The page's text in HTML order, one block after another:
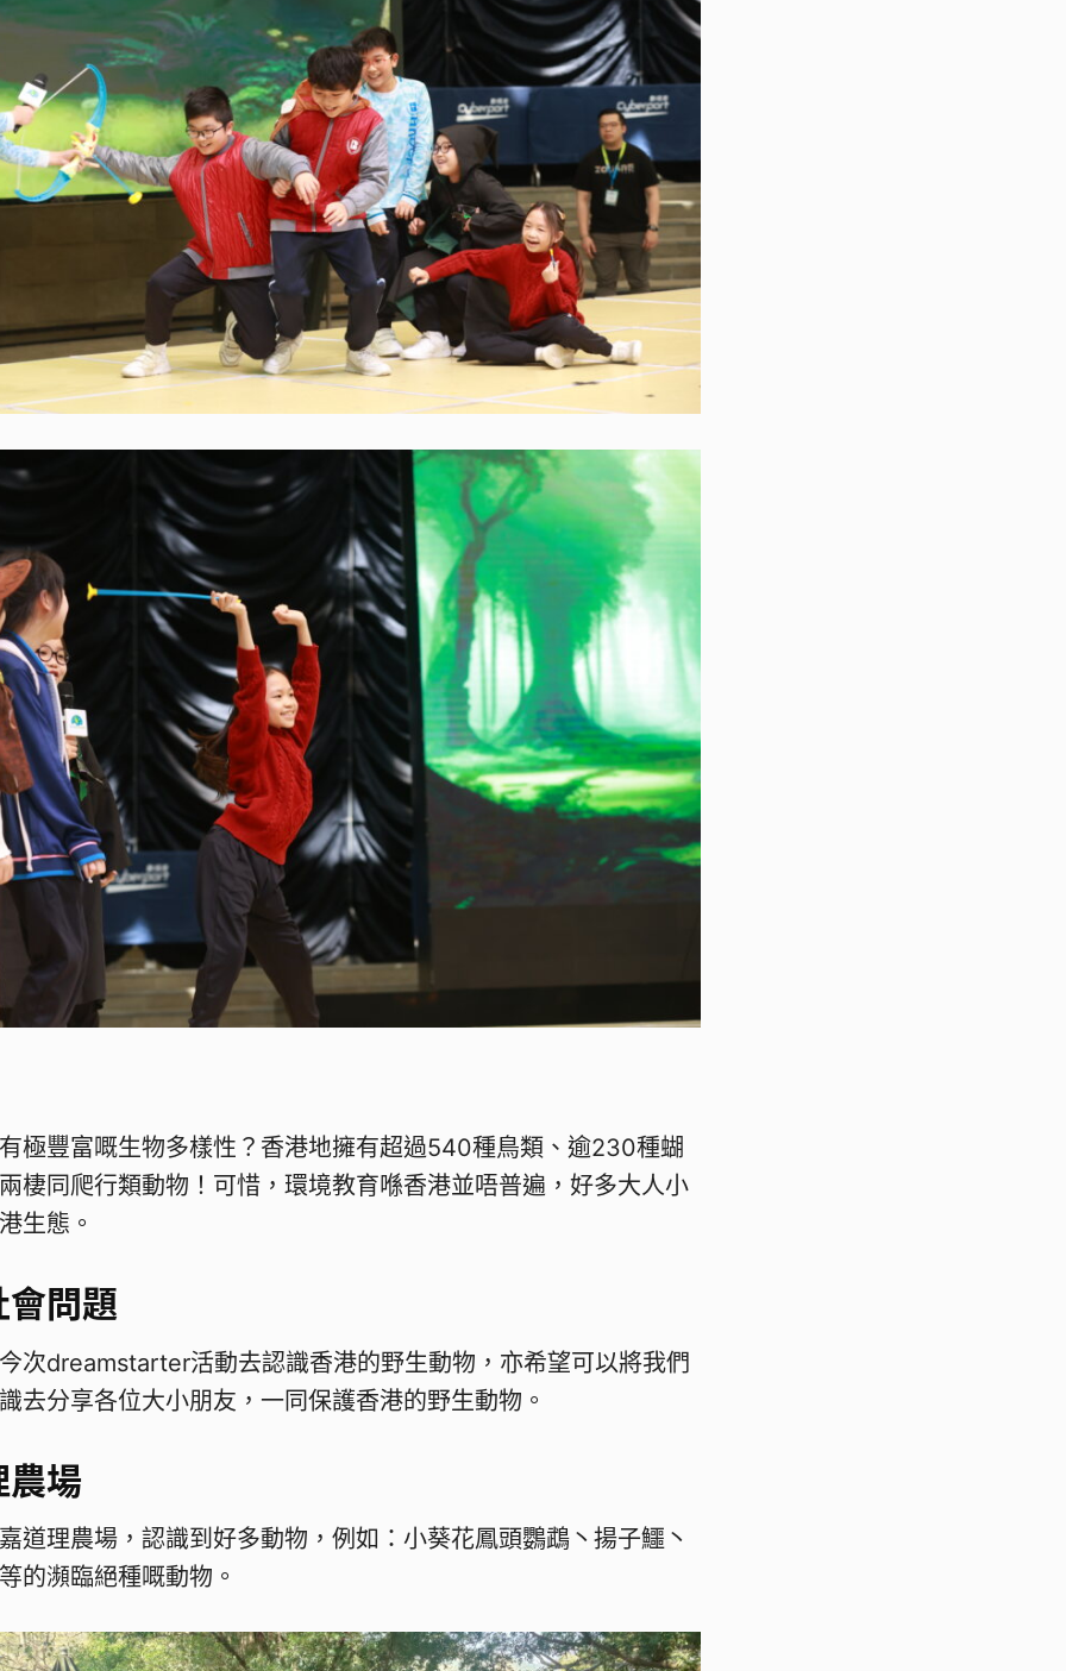
極豐富嘅生物多樣性？香港地擁有超過540種鳥類、逾230種蝴
棲同爬行類動物！可惜，環境教育喺香港並唔普遍，好多大人小
生態。
問題
次dreamstarter活動去認識香港的野生動物，亦希望可以將我們
去分享各位大小朋友，一同保護香港的野生動物。
農場
道理農場，認識到好多動物，例如：小葵花鳳頭鸚鵡丶揚子鱷丶
的瀕臨絕種嘅動物。